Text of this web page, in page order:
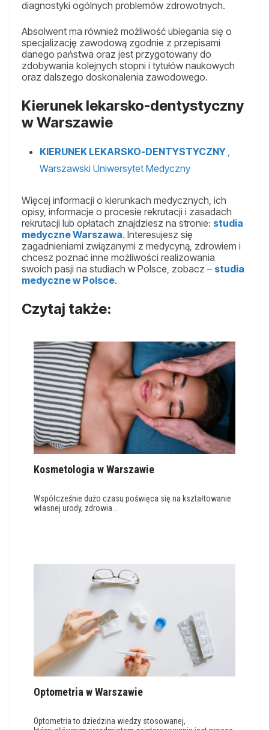
diagnostyki ogólnych problemów zdrowotnych.
Absolwent ma również możliwość ubiegania się o
specjalizację zawodową zgodnie z przepisami
danego państwa oraz jest przygotowany do
zdobywania kolejnych stopni i tytułów naukowych
oraz dalszego doskonalenia zawodowego.
Kierunek lekarsko-dentystyczny
w Warszawie
KIERUNEK LEKARSKO-DENTYSTYCZNY ,
Warszawski Uniwersytet Medyczny
Więcej informacji o kierunkach medycznych, ich
opisy, informacje o procesie rekrutacji i zasadach
rekrutacji lub opłatach znajdziesz na stronie: studia
medyczne Warszawa. Interesujesz się
zagadnieniami związanymi z medycyną, zdrowiem i
chcesz poznać inne możliwości realizowania
swoich pasji na studiach w Polsce, zobacz – studia
medyczne w Polsce.
Czytaj także:
Kosmetologia w Warszawie
Współcześnie dużo czasu poświęca się na kształtowanie
własnej urody, zdrowia…
Optometria w Warszawie
Optometria to dziedzina wiedzy stosowanej,